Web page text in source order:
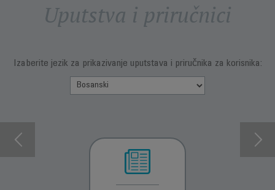
Uputstva i priručnici
Izaberite jezik za prikazivanje uputstava i priručnika za korisnika: